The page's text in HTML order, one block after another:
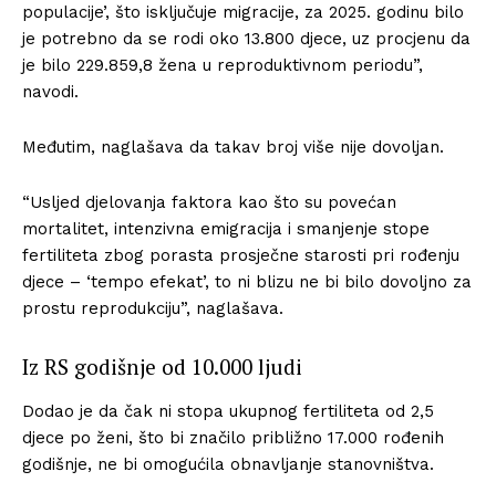
populacije’, što isključuje migracije, za 2025. godinu bilo
je potrebno da se rodi oko 13.800 djece, uz procjenu da
je bilo 229.859,8 žena u reproduktivnom periodu”,
navodi.
Međutim, naglašava da takav broj više nije dovoljan.
“Usljed djelovanja faktora kao što su povećan
mortalitet, intenzivna emigracija i smanjenje stope
fertiliteta zbog porasta prosječne starosti pri rođenju
djece – ‘tempo efekat’, to ni blizu ne bi bilo dovoljno za
prostu reprodukciju”, naglašava.
Iz RS godišnje od 10.000 ljudi
Dodao je da čak ni stopa ukupnog fertiliteta od 2,5
djece po ženi, što bi značilo približno 17.000 rođenih
godišnje, ne bi omogućila obnavljanje stanovništva.